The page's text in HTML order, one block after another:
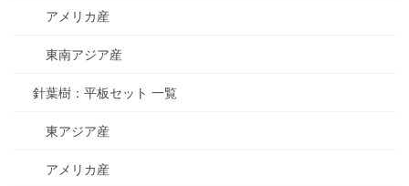
アメリカ産
東南アジア産
針葉樹：平板セット 一覧
東アジア産
アメリカ産